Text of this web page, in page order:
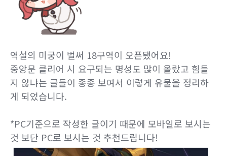
역설의 미궁이 벌써 18구역이 오픈됐어요!
중앙문 클리어 시 요구되는 명성도 많이 올랐고 힘들
지 않냐는 글들이 종종 보여서 이렇게 유물을 정리하
게 되었습니다.
*PC기준으로 작성한 글이기 때문에 모바일로 보시는
것 보단 PC로 보시는 것 추천드립니다!